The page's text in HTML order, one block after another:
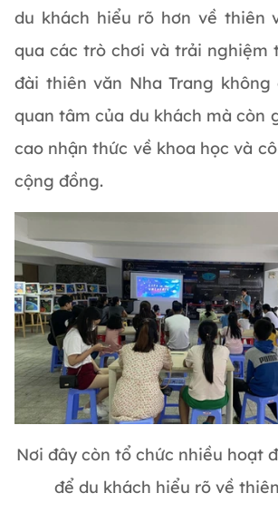
du khách hiểu rõ hơn về thiên
qua các trò chơi và trải nghiệm
đài thiên văn Nha Trang
quan tâm của du khách mà còn
cao nhận thức về khoa học và
cộng đồng.
Nơi đây còn tổ chức nhiều hoạt
để du khách hiểu rõ về